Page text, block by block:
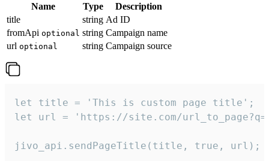
Name Type
Description
title
string Ad ID
fromApi optional string Campaign name
url optional string Campaign source
let title = 'This is custom page title';
let url = 'https://site.com/
jivo_api.sendPageTitle(title, true, url);